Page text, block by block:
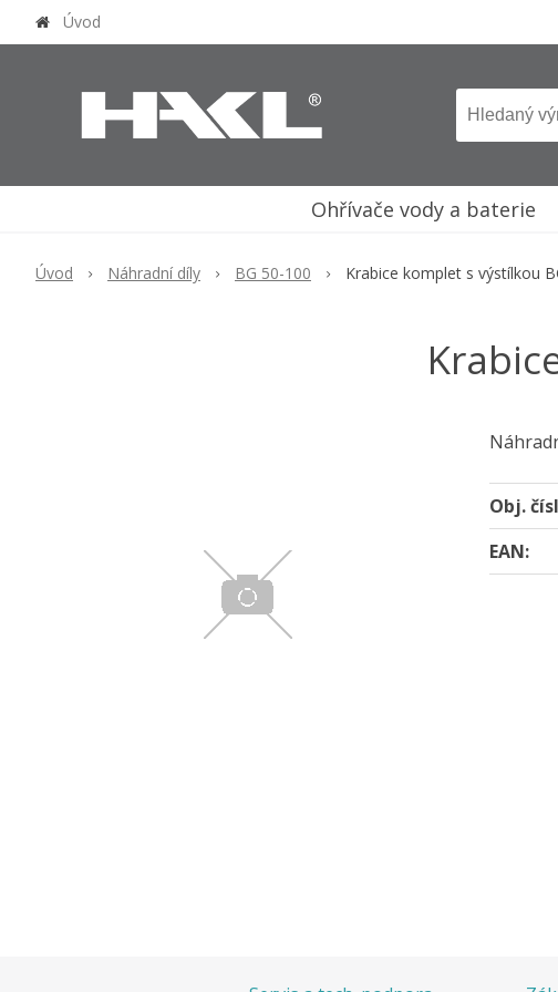
Úvod
Ohřívače vody a baterie
Úvod Náhradní díly BG 50-100 Krabice komplet s výstílkou
Obj.
EAN: